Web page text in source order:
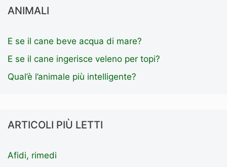
ANIMALI
E se il cane beve acqua di mare?
E se il cane ingerisce veleno per topi?
Qual’è l’animale più intelligente?
ARTICOLI PIÙ LETTI
Afidi, rimedi